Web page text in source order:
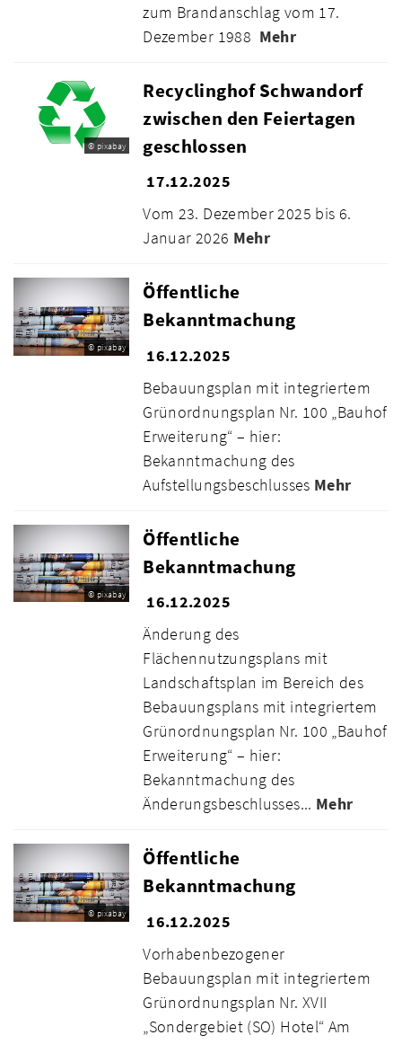
zum Brandanschlag vom 17.
Dezember 1988 Mehr
© pixabay
Recyclinghof Schwandorf
zwischen den Feiertagen
geschlossen
17.12.2025
Vom 23. Dezember 2025 bis 6.
Januar 2026 Mehr
© pixabay
Öffentliche
Bekanntmachung
16.12.2025
Bebauungsplan mit integriertem
Grünordnungsplan Nr. 100 „Bauhof
Erweiterung“ – hier:
Bekanntmachung des
Aufstellungsbeschlusses Mehr
© pixabay
Öffentliche
Bekanntmachung
16.12.2025
Änderung des
Flächennutzungsplans mit
Landschaftsplan im Bereich des
Bebauungsplans mit integriertem
Grünordnungsplan Nr. 100 „Bauhof
Erweiterung“ – hier:
Bekanntmachung des
Änderungsbeschlusses... Mehr
© pixabay
Öffentliche
Bekanntmachung
16.12.2025
Vorhabenbezogener
Bebauungsplan mit integriertem
Grünordnungsplan Nr. XVII
„Sondergebiet (SO) Hotel“ Am